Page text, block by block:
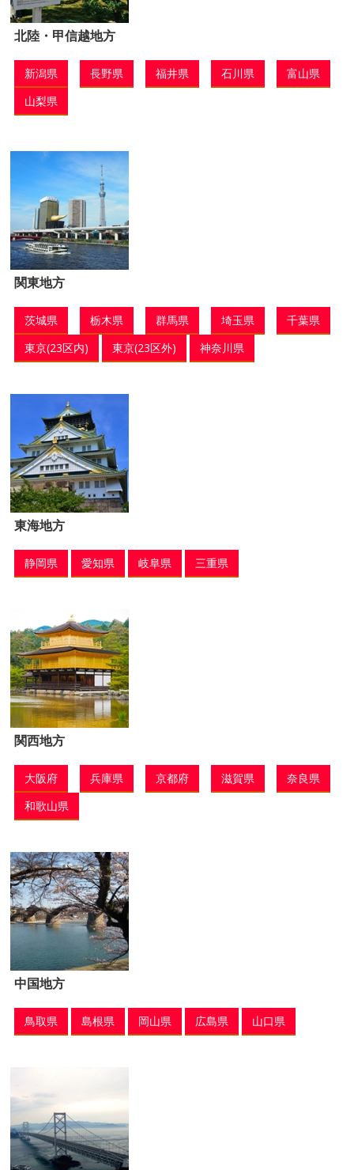
北陸・甲信越地方
新潟県 長野県 福井県 石川県
富山県
山梨県
関東地方
茨城県 栃木県 群馬県 埼玉県
千葉県
東京(23区内)
東京(23区外) 神奈川県
東海地方
静岡県 愛知県 岐阜県 三重県
関西地方
大阪府 兵庫県 京都府 滋賀県
奈良県
和歌山県
中国地方
鳥取県 島根県 岡山県 広島県 山口県